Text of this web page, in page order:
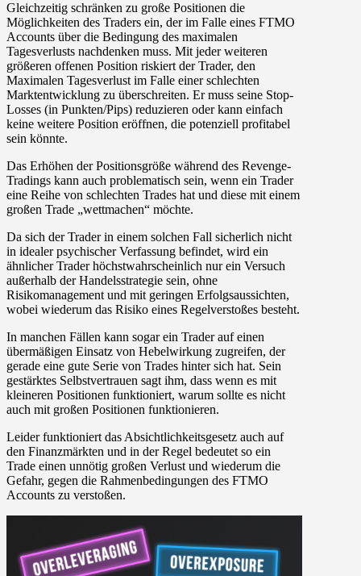
Gleichzeitig schränken zu große Positionen die
Möglichkeiten des Traders ein, der im Falle eines FTMO
Accounts über die Bedingung des maximalen
Tagesverlusts nachdenken muss. Mit jeder weiteren
größeren offenen Position riskiert der Trader, den
Maximalen Tagesverlust im Falle einer schlechten
Marktentwicklung zu überschreiten. Er muss seine Stop-
Losses (in Punkten/Pips) reduzieren oder kann einfach
keine weitere Position eröffnen, die potenziell profitabel
sein könnte.
Das Erhöhen der Positionsgröße während des Revenge-
Tradings kann auch problematisch sein, wenn ein Trader
eine Reihe von schlechten Trades hat und diese mit einem
großen Trade „wettmachen“ möchte.
Da sich der Trader in einem solchen Fall sicherlich nicht
in idealer psychischer Verfassung befindet, wird ein
ähnlicher Trader höchstwahrscheinlich nur ein Versuch
außerhalb der Handelsstrategie sein, ohne
Risikomanagement und mit geringen Erfolgsaussichten,
wobei wiederum das Risiko eines Regelverstoßes besteht.
In manchen Fällen kann sogar ein Trader auf einen
übermäßigen Einsatz von Hebelwirkung zugreifen, der
gerade eine gute Serie von Trades hinter sich hat. Sein
gestärktes Selbstvertrauen sagt ihm, dass wenn es mit
kleineren Positionen funktioniert, warum sollte es nicht
auch mit großen Positionen funktionieren.
Leider funktioniert das Absichtlichkeitsgesetz auch auf
den Finanzmärkten und in der Regel bedeutet so ein
Trade einen unnötig großen Verlust und wiederum die
Gefahr, gegen die Rahmenbedingungen des FTMO
Accounts zu verstoßen.